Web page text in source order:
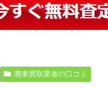
廃車買取業者の口コミ